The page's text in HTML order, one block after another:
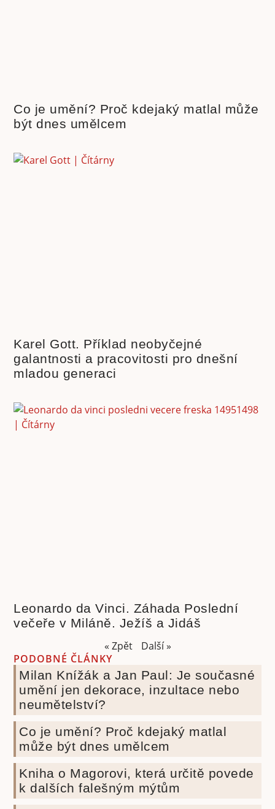
Co je umění? Proč kdejaký matlal může
být dnes umělcem
Karel Gott. Příklad neobyčejné
galantnosti a pracovitosti pro dnešní
mladou generaci
Leonardo da Vinci. Záhada Poslední
večeře v Miláně. Ježíš a Jidáš
« Zpět
Další »
PODOBNÉ ČLÁNKY
Milan Knížák a Jan Paul: Je současné
umění jen dekorace, inzultace nebo
neumětelství?
Co je umění? Proč kdejaký matlal
může být dnes umělcem
Kniha o Magorovi, která určitě povede
k dalších falešným mýtům